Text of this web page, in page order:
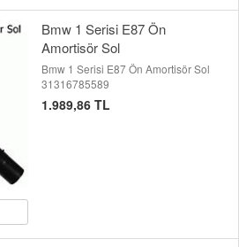
Bmw 1 Serisi E87 Ön
Amortisör Sol
Bmw 1 Serisi E87 Ön Amortisör Sol
31316785589
1.989,86 TL